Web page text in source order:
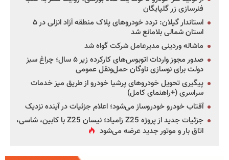
فنرسازی زر گلپایگان
استاندار گیلان: تردد خودروهای پلاک منطقه آزاد انزلی در ۵
استان شمالی بلامانع شد
ماشاله وردینی مدیرعامل شرکت گواه شد
صدور مجوز واردات اتوبوس‌های کارکرده زیر ۵ سال؛ چراغ سبز
دولت برای نوسازی ناوگان حمل‌ونقل عمومی
پیگیری تحویل خودروهای پرشیا خودرو از طریق میز خدمات
سراسری (+راهنمای کامل)
آفتاب خودرو خودروساز می‌شود؛ اعلام جزئیات در آینده نزدیک
جزئیات جدید از پروژه Z25 زامیاد؛ نیسان Z25 با کابین، شاسی،
اتاق بار و موتور جدید عرضه می‌شود